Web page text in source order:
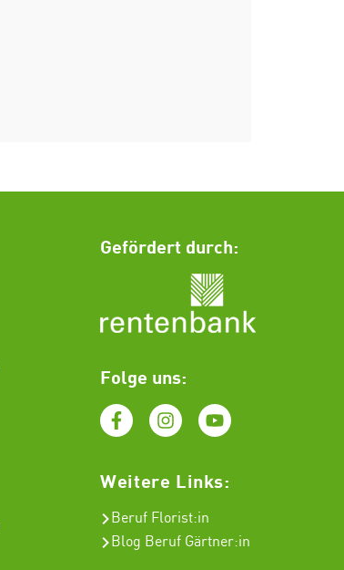
Gefördert durch:
Folge uns:
Weitere Links:
Beruf Florist:in
Blog Beruf Gärtner:in